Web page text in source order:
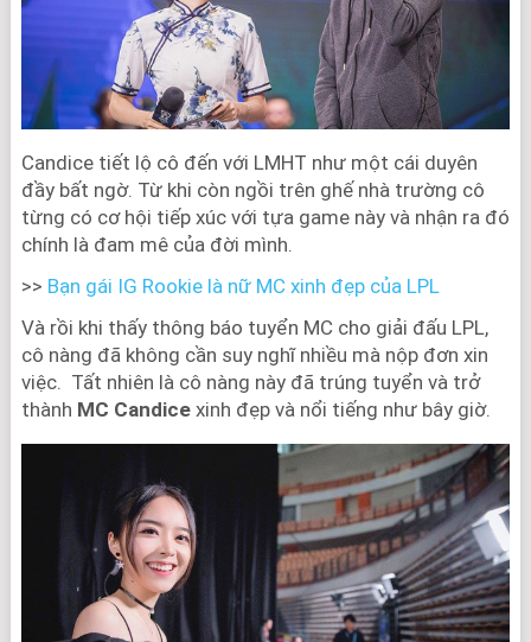
Candice tiết lộ cô đến với LMHT như một cái duyên
đầy bất ngờ. Từ khi còn ngồi trên ghế nhà trường cô
từng có cơ hội tiếp xúc với tựa game này và nhận ra đó
chính là đam mê của đời mình.
>> Bạn gái IG Rookie là nữ MC xinh đẹp của LPL
Và rồi khi thấy thông báo tuyển MC cho giải đấu LPL,
cô nàng đã không cần suy nghĩ nhiều mà nộp đơn xin
việc. Tất nhiên là cô nàng này đã trúng tuyển và trở
thành MC Candicexinh đẹp và nổi tiếng như bây giờ.